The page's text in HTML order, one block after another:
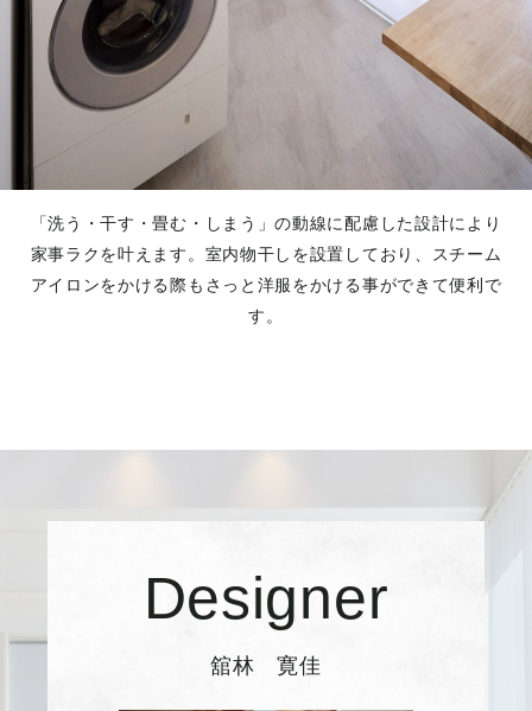
「洗う・干す・畳む・しまう」の動線に配慮した設計により
家事ラクを叶えます。室内物干しを設置しており、スチーム
アイロンをかける際もさっと洋服をかける事ができて便利で
す。
Designer
舘林 寛佳